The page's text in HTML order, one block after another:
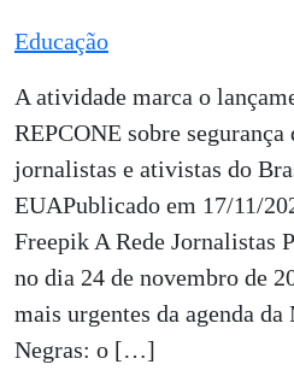
Educação
A atividade marca o
REPCONE sobre
jornalistas e ativistas do
EUAPublicado em 17/11/
Freepik A Rede Jornalistas
no dia 24 de novembro de
mais urgentes da agenda
Negras: o […]